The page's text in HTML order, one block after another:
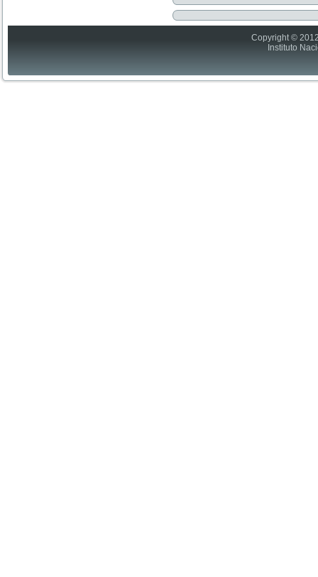
Copyright ©
Instituto